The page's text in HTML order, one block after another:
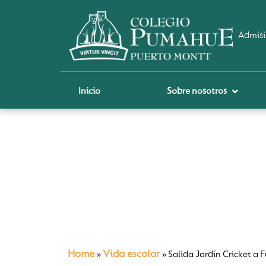
Inicio Sobre nosotros
Home » Vida escolar» Salida Jardín Cricket a